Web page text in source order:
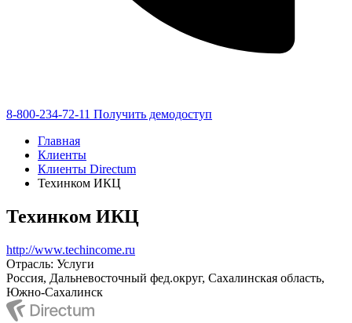
8-800-234-72-11 Получить демодоступ
Главная
Клиенты
Клиенты Directum
Техинком ИКЦ
Техинком ИКЦ
http://www.techincome.ru
Отрасль: Услуги
Россия, Дальневосточный фед.округ, Сахалинская область,
Южно-Сахалинск